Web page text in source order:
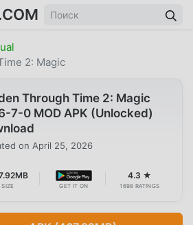
2: Magic
Through Time 2: Magic
7-0 MOD APK (Unlocked)
on April 25, 2026
SIZE GET IT ON
4.3 ★
1698 RATINGS